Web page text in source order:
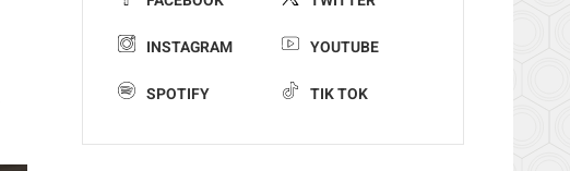
INSTAGRAM YOUTUBE
SPOTIFY TIK TOK